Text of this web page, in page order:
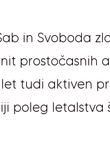
in Svoboda
prostočasnih
tudi aktiven
poleg letalstva